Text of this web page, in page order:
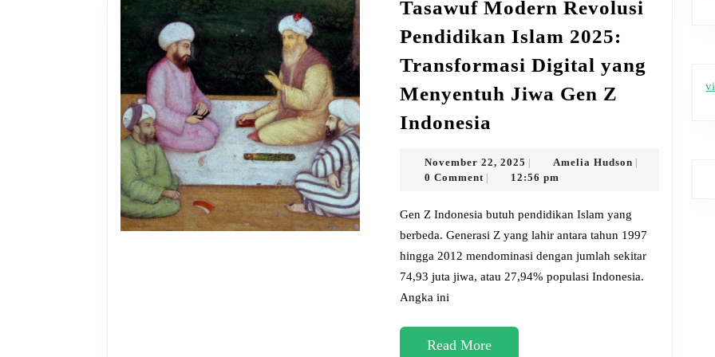
di
Tengah
Bencana
Tasawuf Modern Revolusi
Pendidikan Islam 2025:
Transformasi Digital yang
Menyentuh Jiwa Gen Z
Indonesia
Revolusi
Pendidikan
Islam
2025:
Transformasi
Digital
Menyentuh
November 22, 2025 November
22,
Amelia HudsonAmelia
0 Comment 12:56 pm
Gen Z Indonesia butuh pendidikan Islam yang
berbeda. Generasi Z yang lahir antara tahun 1997
hingga 2012 mendominasi dengan jumlah sekitar
74,93 juta jiwa, atau 27,94% populasi Indonesia.
Angka ini
Read MoreRead